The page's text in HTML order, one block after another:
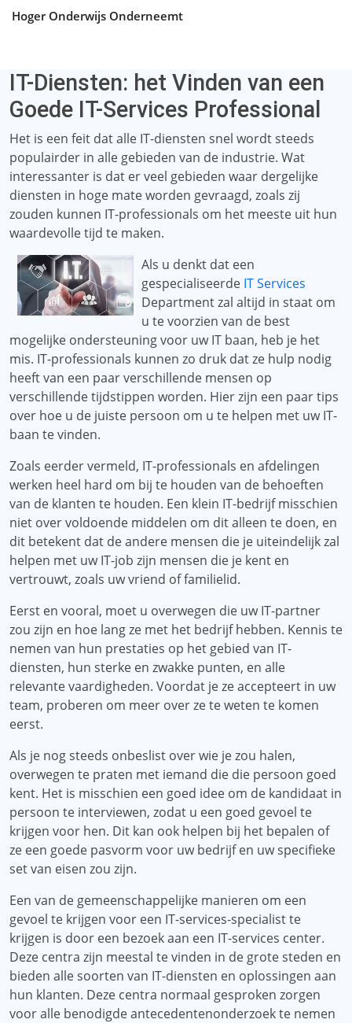
Hoger Onderwijs Onderneemt
IT-Diensten: het Vinden van een
Goede IT-Services Professional
Het is een feit dat alle IT-diensten snel wordt steeds
populairder in alle gebieden van de industrie. Wat
interessanter is dat er veel gebieden waar dergelijke
diensten in hoge mate worden gevraagd, zoals zij
zouden kunnen IT-professionals om het meeste uit hun
waardevolle tijd te maken.
Als u denkt dat een
gespecialiseerde IT Services
Department zal altijd in staat om
u te voorzien van de best
mogelijke ondersteuning voor uw IT baan, heb je het
mis. IT-professionals kunnen zo druk dat ze hulp nodig
heeft van een paar verschillende mensen op
verschillende tijdstippen worden. Hier zijn een paar tips
over hoe u de juiste persoon om u te helpen met uw IT-
baan te vinden.
Zoals eerder vermeld, IT-professionals en afdelingen
werken heel hard om bij te houden van de behoeften
van de klanten te houden. Een klein IT-bedrijf misschien
niet over voldoende middelen om dit alleen te doen, en
dit betekent dat de andere mensen die je uiteindelijk zal
helpen met uw IT-job zijn mensen die je kent en
vertrouwt, zoals uw vriend of familielid.
Eerst en vooral, moet u overwegen die uw IT-partner
zou zijn en hoe lang ze met het bedrijf hebben. Kennis te
nemen van hun prestaties op het gebied van IT-
diensten, hun sterke en zwakke punten, en alle
relevante vaardigheden. Voordat je ze accepteert in uw
team, proberen om meer over ze te weten te komen
eerst.
Als je nog steeds onbeslist over wie je zou halen,
overwegen te praten met iemand die die persoon goed
kent. Het is misschien een goed idee om de kandidaat in
persoon te interviewen, zodat u een goed gevoel te
krijgen voor hen. Dit kan ook helpen bij het bepalen of
ze een goede pasvorm voor uw bedrijf en uw specifieke
set van eisen zou zijn.
Een van de gemeenschappelijke manieren om een ​​
gevoel te krijgen voor een IT-services-specialist te
krijgen is door een bezoek aan een IT-services center.
Deze centra zijn meestal te vinden in de grote steden en
bieden alle soorten van IT-diensten en oplossingen aan
hun klanten. Deze centra normaal gesproken zorgen
voor alle benodigde antecedentenonderzoek te nemen